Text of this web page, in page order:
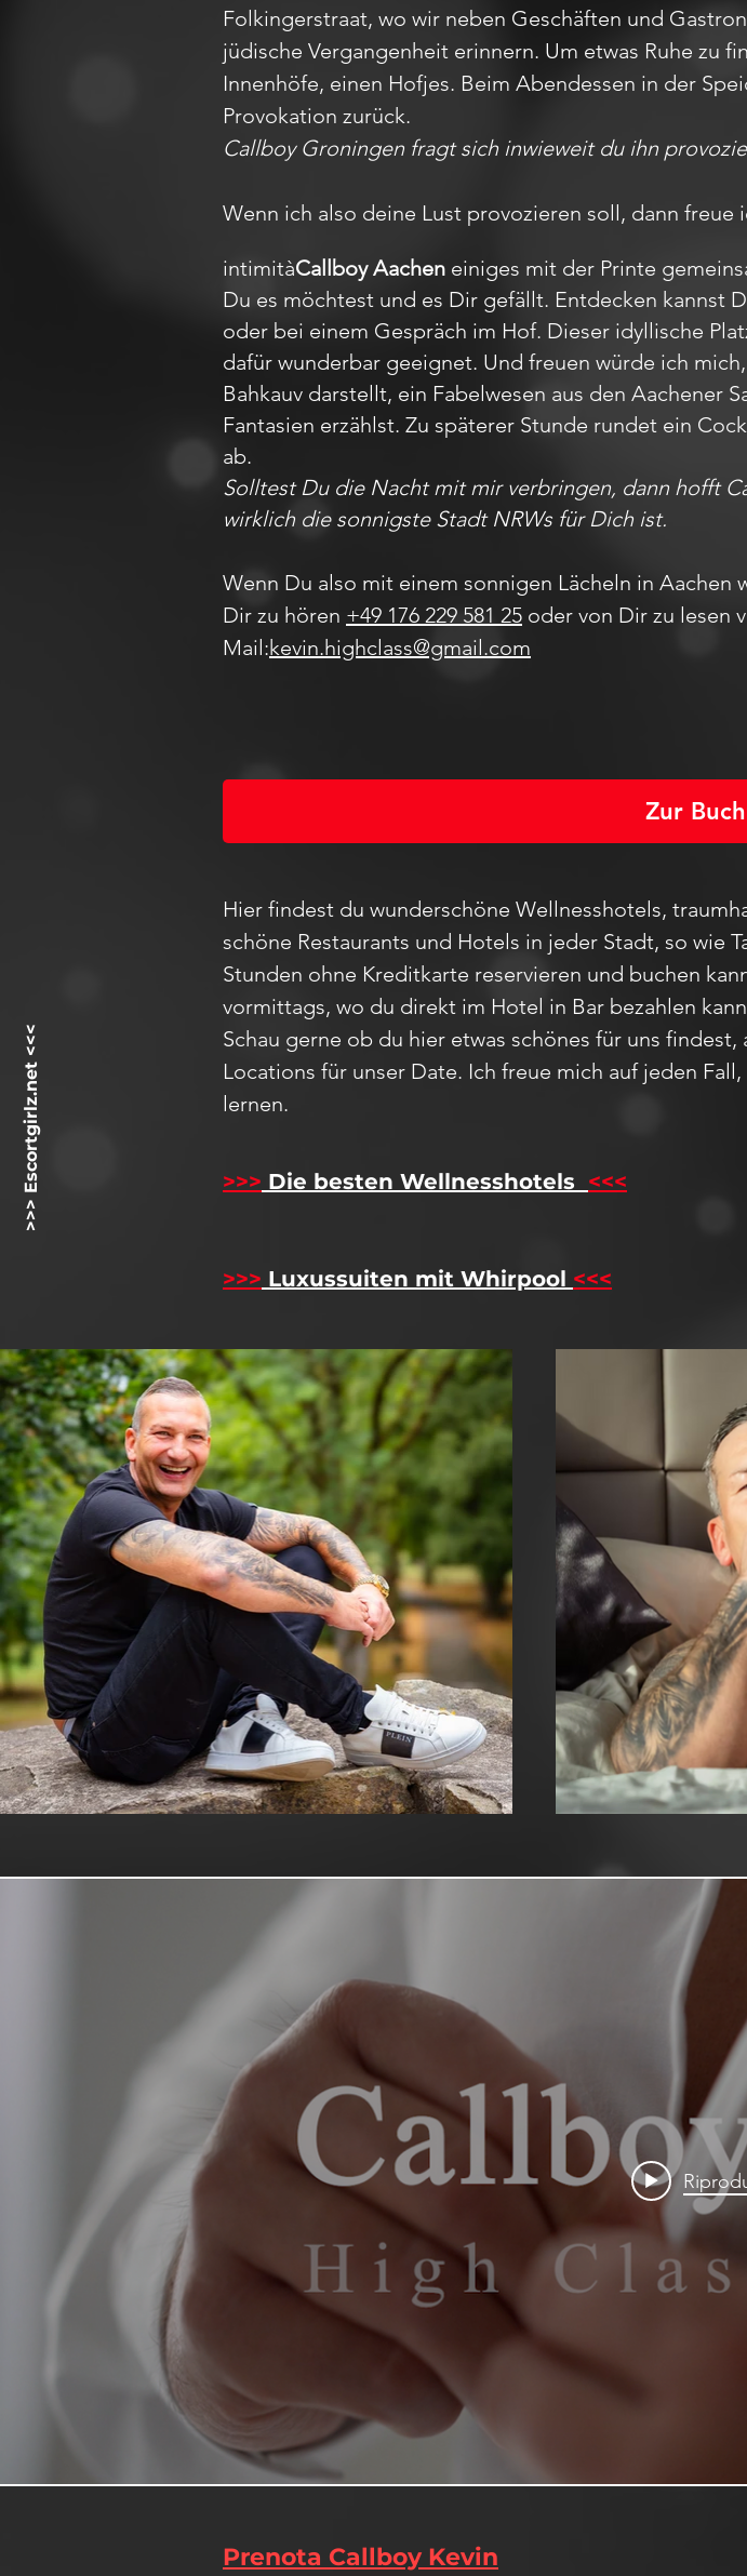
>>> Escortgirlz.net <<<
Folkingerstraat, wo wir neben Geschäften und
jüdische Vergangenheit erinnern. Um etwas Ruhe zu
Innenhöfe, einen Hofjes. Beim Abendessen in der
Provokation zurück.
Callboy Groningen fragt sich inwieweit du ihn
Wenn ich also deine Lust provozieren soll, dann freue
intimitàCallboy Aachen einiges mit der Printe
Du es möchtest und es Dir gefällt. Entdecken kannst
oder bei einem Gespräch im Hof. Dieser idyllische
dafür wunderbar geeignet. Und freuen würde ich
Bahkauv darstellt, ein Fabelwesen aus den Aachener
Fantasien erzählst. Zu späterer Stunde rundet ein
ab.
Solltest Du die Nacht mit mir verbringen, dann hofft
wirklich die sonnigste Stadt NRWs für Dich ist.
Wenn Du also mit einem sonnigen Lächeln in
Dir zu hören +49 176 229 581 25 oder von Dir zu lesen
Mail:kevin.highclass@gmail.com
Zur
Hier findest du wunderschöne Wellnesshotels,
schöne Restaurants und Hotels in jeder Stadt, so wie
Stunden ohne Kreditkarte reservieren und buchen
vormittags, wo du direkt im Hotel in Bar bezahlen
Schau gerne ob du hier etwas schönes für uns findest,
Locations für unser Date. Ich freue mich auf jeden Fall,
lernen.
>>> Die besten Wellnesshotels <<<
>>> Luxussuiten mit Whirpool <<<
Prenota Callboy Kevin